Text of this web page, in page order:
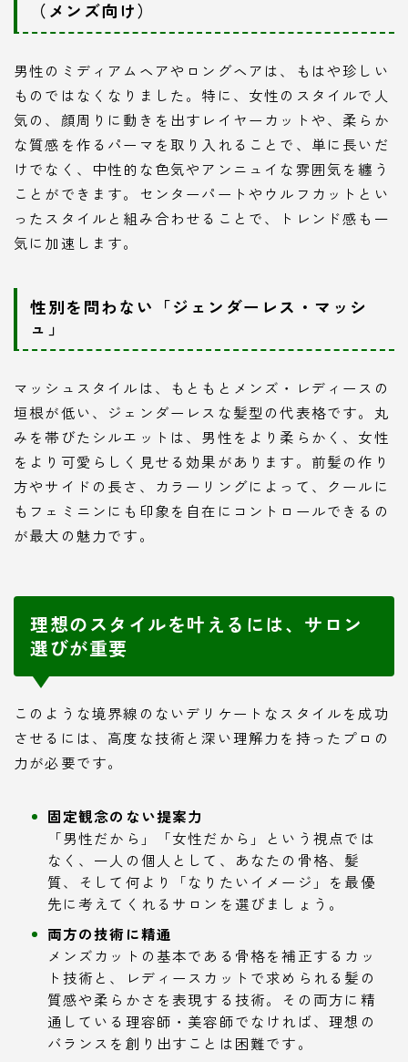
（メンズ向け）
男性のミディアムヘアやロングヘアは、もはや珍しい
ものではなくなりました。特に、女性のスタイルで人
気の、顔周りに動きを出すレイヤーカットや、柔らか
な質感を作るパーマを取り入れることで、単に長いだ
けでなく、中性的な色気やアンニュイな雰囲気を纏う
ことができます。センターパートやウルフカットとい
ったスタイルと組み合わせることで、トレンド感も一
気に加速します。
性別を問わない「ジェンダーレス・マッシ
ュ」
マッシュスタイルは、もともとメンズ・レディースの
垣根が低い、ジェンダーレスな髪型の代表格です。丸
みを帯びたシルエットは、男性をより柔らかく、女性
をより可愛らしく見せる効果があります。前髪の作り
方やサイドの長さ、カラーリングによって、クールに
もフェミニンにも印象を自在にコントロールできるの
が最大の魅力です。
理想のスタイルを叶えるには、サロン
選びが重要
このような境界線のないデリケートなスタイルを成功
させるには、高度な技術と深い理解力を持ったプロの
力が必要です。
固定観念のない提案力
「男性だから」「女性だから」という視点では
なく、一人の個人として、あなたの骨格、髪
質、そして何より「なりたいイメージ」を最優
先に考えてくれるサロンを選びましょう。
両方の技術に精通
メンズカットの基本である骨格を補正するカッ
ト技術と、レディースカットで求められる髪の
質感や柔らかさを表現する技術。その両方に精
通している理容師・美容師でなければ、理想の
バランスを創り出すことは困難です。